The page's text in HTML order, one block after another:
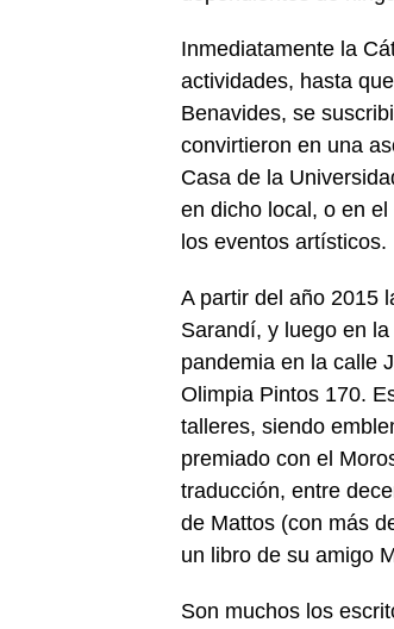
Inmediatamente la
actividades, hasta
Benavides, se
convirtieron en una
Casa de la
en dicho local, o en
los eventos artísticos.
A partir del año 2015
Sarandí, y luego en
pandemia en la calle
Olimpia Pintos 170.
talleres, siendo
premiado con el
traducción, entre
de Mattos (con más
un libro de su amigo
Son muchos los